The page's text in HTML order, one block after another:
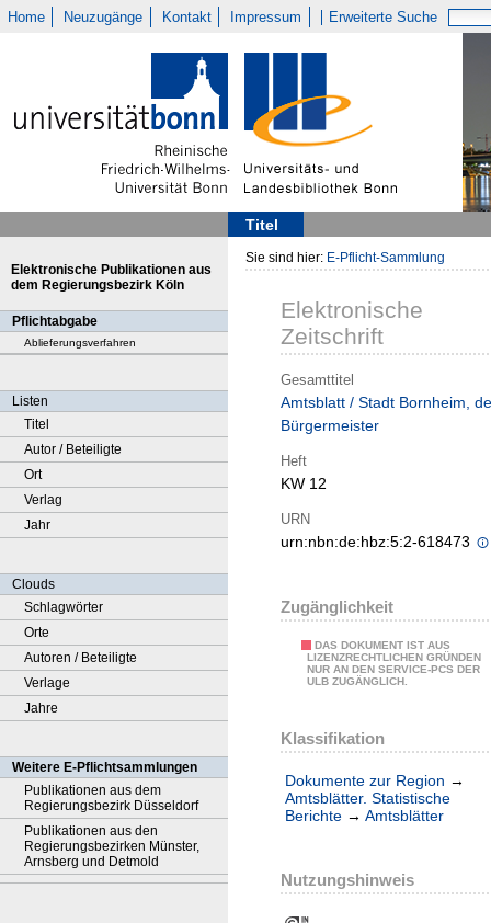
Home Neuzugänge Kontakt Impressum Erweiterte Suche
Titel
Elektronische Publikationen aus
dem Regierungsbezirk Köln
Pflichtabgabe
Ablieferungsverfahren
Listen
Titel
Autor / Beteiligte
Ort
Verlag
Jahr
Clouds
Schlagwörter
Orte
Autoren / Beteiligte
Verlage
Jahre
Weitere E-Pflichtsammlungen
Publikationen aus dem
Regierungsbezirk Düsseldorf
Publikationen aus den
Regierungsbezirken Münster,
Arnsberg und Detmold
Sie sind hier: E-Pflicht-Sammlung
Elektronische
Zeitschrift
Gesamttitel
Amtsblatt / Stadt Bornheim,
Bürgermeister
Heft
KW 12
URN
urn:nbn:de:hbz:5:2-618473
Zugänglichkeit
DAS DOKUMENT IST AUS
LIZENZRECHTLICHEN GRÜNDEN
NUR AN DEN SERVICE-PCS DER
ULB ZUGÄNGLICH.
Klassifikation
Dokumente zur Region →
Amtsblätter. Statistische
Berichte → Amtsblätter
Nutzungshinweis